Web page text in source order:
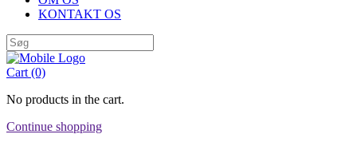
KONTAKT OS
Cart (0)
No products in the cart.
Continue shopping